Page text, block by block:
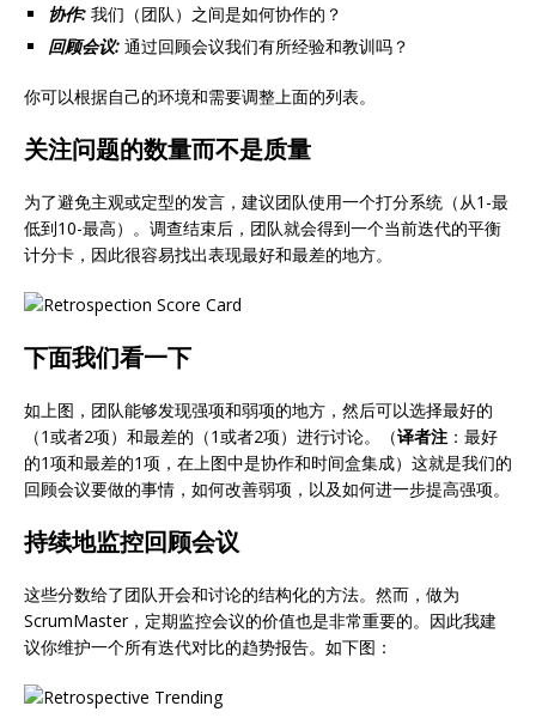
协作: 我们（团队）之间是如何协作的？
回顾会议: 通过回顾会议我们有所经验和教训吗？
你可以根据自己的环境和需要调整上面的列表。
关注问题的数量而不是质量
为了避免主观或定型的发言，建议团队使用一个打分系统（从1-最
低到10-最高）。调查结束后，团队就会得到一个当前迭代的平衡
计分卡，因此很容易找出表现最好和最差的地方。
下面我们看一下
如上图，团队能够发现强项和弱项的地方，然后可以选择最好的
（1或者2项）和最差的（1或者2项）进行讨论。（译者注 ：最好
的1项和最差的1项，在上图中是协作和时间盒集成）这就是我们的
回顾会议要做的事情，如何改善弱项，以及如何进一步提高强项。
持续地监控回顾会议
这些分数给了团队开会和讨论的结构化的方法。然而，做为
ScrumMaster，定期监控会议的价值也是非常重要的。因此我建
议你维护一个所有迭代对比的趋势报告。如下图：